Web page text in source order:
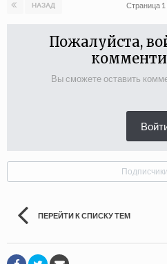
НАЗАД Страница 1
Пожалуйста,
Вы сможете оставить
Подписчики
ПЕРЕЙТИ К СПИСКУ ТЕМ